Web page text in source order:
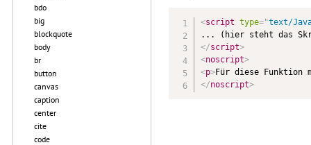
bdo
big
blockquote
body
br
button
canvas
caption
center
cite
code
<script type="text/
</script>
<noscript>
<p>Für diese Funktion
</noscript>